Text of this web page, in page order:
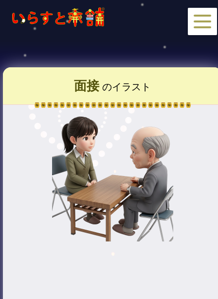
面接のイラスト